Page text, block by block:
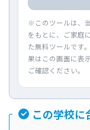
※このツールは、
をもとに、ご家庭
た無料ツールです
果はこの画面に表
ご確認ください。
この学校に